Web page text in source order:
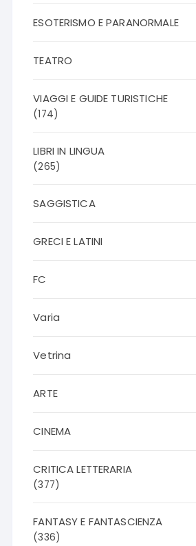
ESOTERISMO E PARANORMALE
TEATRO
VIAGGI E GUIDE TURISTICHE
(174)
LIBRI IN LINGUA
(265)
SAGGISTICA
GRECI E LATINI
FC
Varia
Vetrina
ARTE
CINEMA
CRITICA LETTERARIA
(377)
FANTASY E FANTASCIENZA
(336)